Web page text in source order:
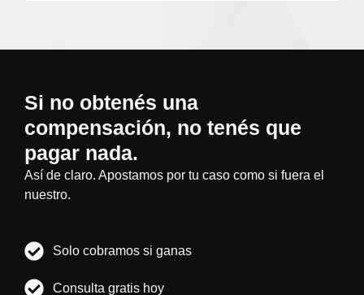
Si no obtenés una
compensación, no tenés que
pagar nada.
Así de claro. Apostamos por tu caso como si fuera el
nuestro.
Solo cobramos si ganas
Consulta gratis hoy